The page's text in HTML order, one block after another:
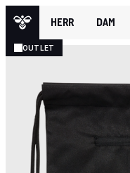
HERR DAM
OUTLET